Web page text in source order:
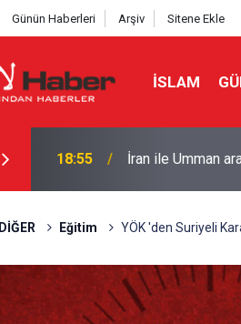
Günün Haberleri Arşiv Sitene Ekle
İSLAM
16:09 Ensarullah'a
DİĞER Eğitim YÖK 'den Suriyeli